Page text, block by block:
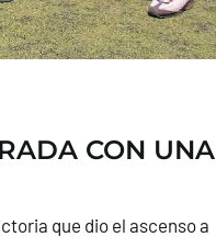
CON UNA
que dio el ascenso a